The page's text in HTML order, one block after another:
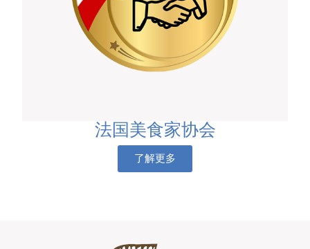
法国美食家协会
了解更多